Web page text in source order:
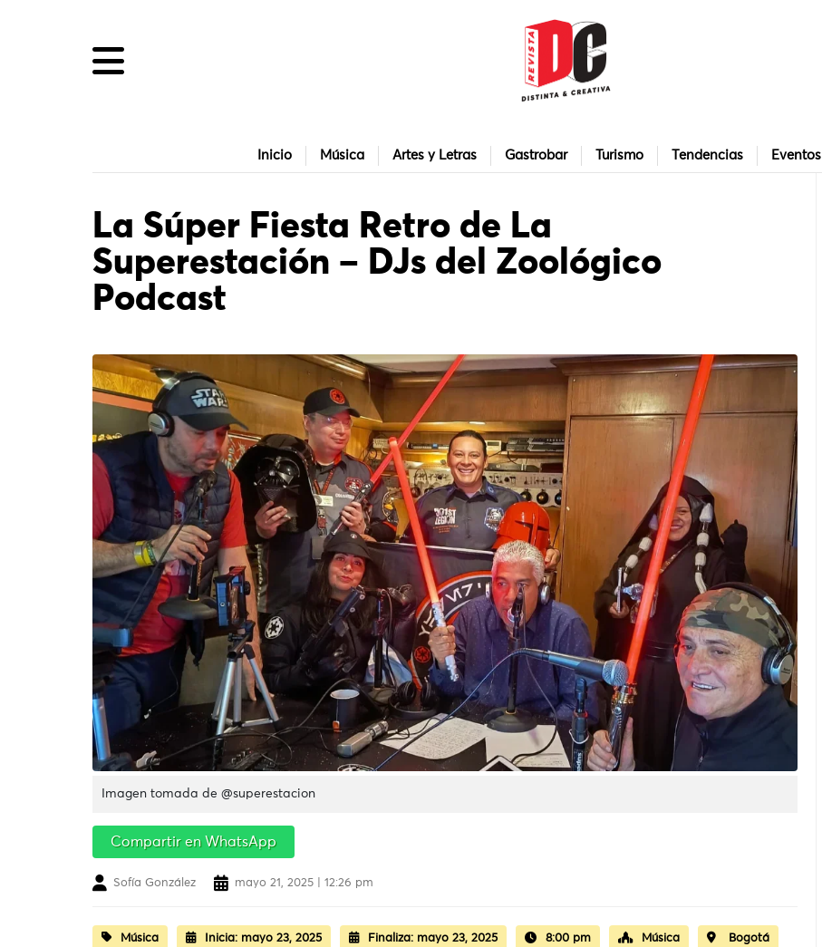
Inicio Música Artes y Letras Gastrobar Turismo Tendencias Eventos
La Súper Fiesta Retro de La
Superestación – DJs del Zoológico
Podcast
Imagen tomada de @superestacion
Compartir en WhatsApp
Sofía González mayo 21, 2025 | 12:26 pm
Música Inicia: mayo 23, 2025 Finaliza: mayo 23, 2025 8:00 pm Música Bogotá